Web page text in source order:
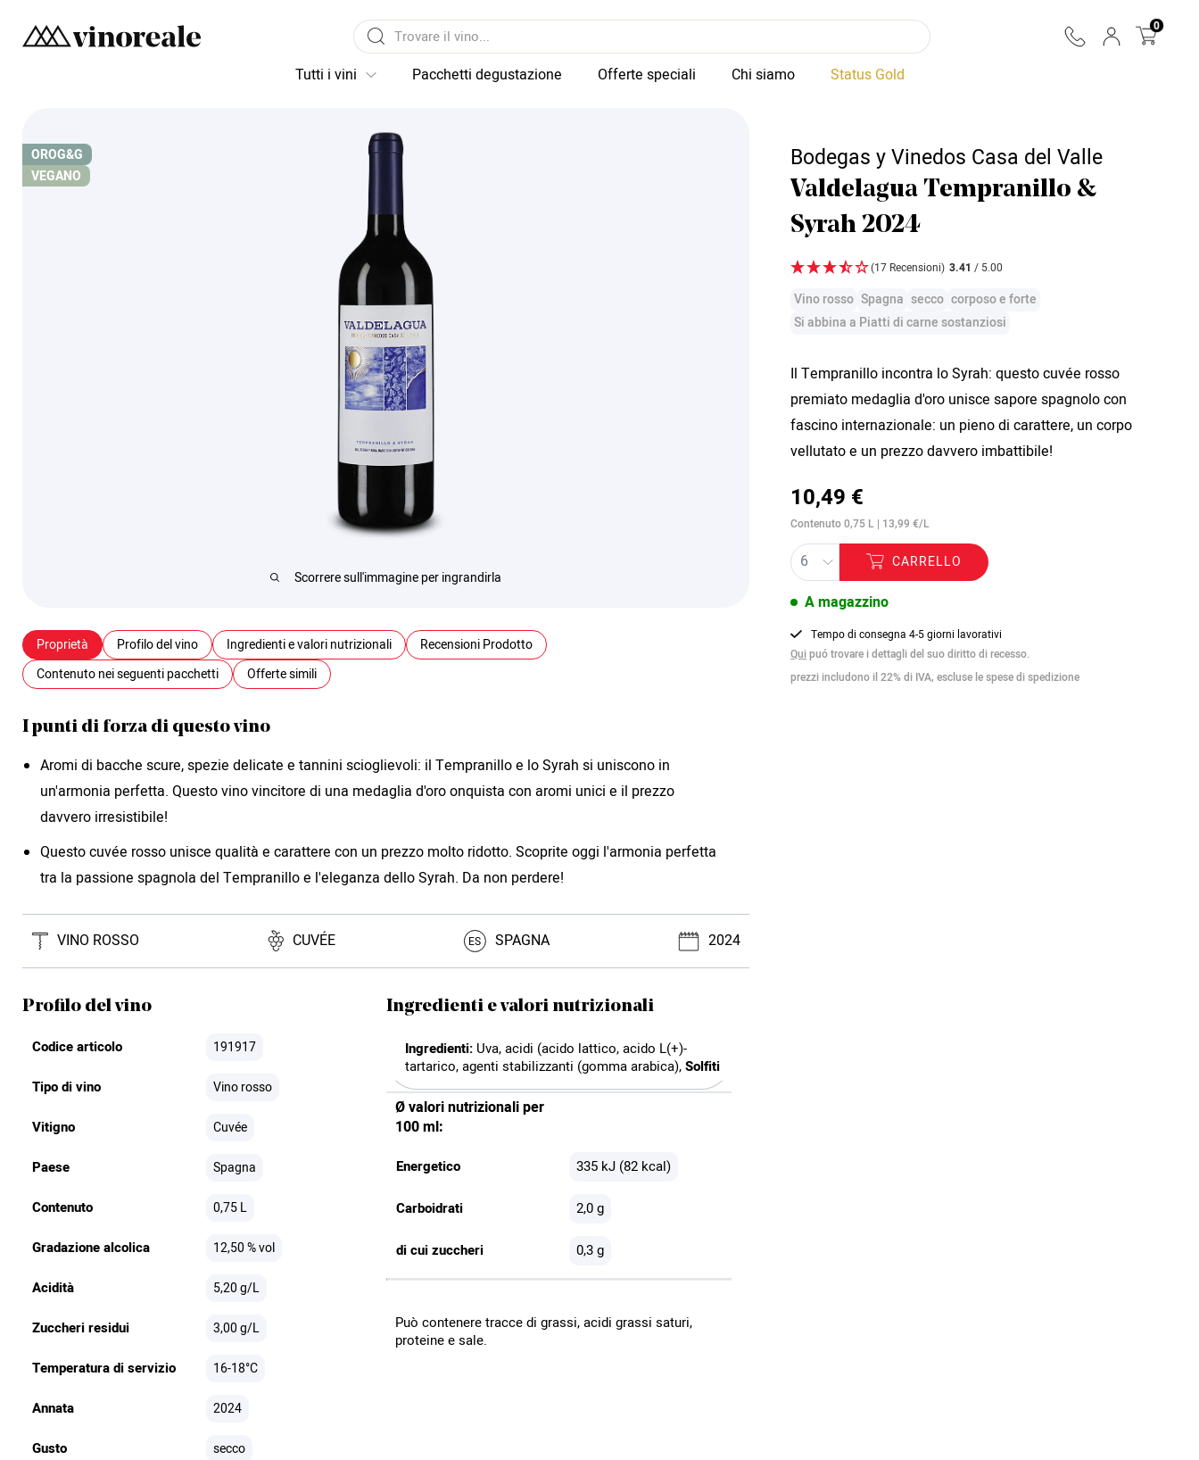
0
Tutti i vini Pacchetti degustazione Offerte speciali Chi siamo Status Gold
Scorrere sull'immagine per ingrandirla
OROG&G
VEGANO
Bodegas y Vinedos Casa del Valle
Valdelagua Tempranillo &
Syrah 2024
(17 Recensioni) 3.41 / 5.00
Vino rosso Spagna secco corposo e forte
Si abbina a Piatti di carne sostanziosi
Il Tempranillo incontra lo Syrah: questo cuvée rosso
premiato medaglia d'oro unisce sapore spagnolo con
fascino internazionale: un pieno di carattere, un corpo
vellutato e un prezzo davvero imbattibile!
10,49 €
Contenuto 0,75 L | 13,99 €/L
CARRELLO
A magazzino
Tempo di consegna 4-5 giorni lavorativi
Quipuó trovare i dettagli del suo diritto di recesso.
prezzi includono il 22% di IVA, escluse le spese di spedizione
Proprietà Profilo del vino Ingredienti e valori nutrizionali
Recensioni Prodotto
Contenuto nei seguenti pacchetti
Offerte simili
I punti di forza di questo vino
Aromi di bacche scure, spezie delicate e tannini scioglievoli: il Tempranillo e lo Syrah si uniscono in
un'armonia perfetta. Questo vino vincitore di una medaglia d'oro onquista con aromi unici e il prezzo
davvero irresistibile!
Questo cuvée rosso unisce qualità e carattere con un prezzo molto ridotto. Scoprite oggi l'armonia perfetta
tra la passione spagnola del Tempranillo e l'eleganza dello Syrah. Da non perdere!
VINO ROSSO CUVÉE ES SPAGNA 2024
Profilo del vino
Codice articolo 191917
Tipo di vino Vino rosso
Vitigno Cuvée
Paese Spagna
Contenuto 0,75 L
Gradazione alcolica 12,50 % vol
Acidità 5,20 g/L
Zuccheri residui 3,00 g/L
Temperatura di servizio 16-18°C
Annata 2024
Gusto secco
Ingredienti e valori nutrizionali
Ingredienti:Uva, acidi (acido lattico, acido L(+)-
tartarico, agenti stabilizzanti (gomma arabica),Solfiti
Ø valori nutrizionali per
100 ml:
Energetico 335 kJ (82 kcal)
Carboidrati 2,0 g
di cui zuccheri 0,3 g
Può contenere tracce di grassi, acidi grassi saturi,
proteine e sale.